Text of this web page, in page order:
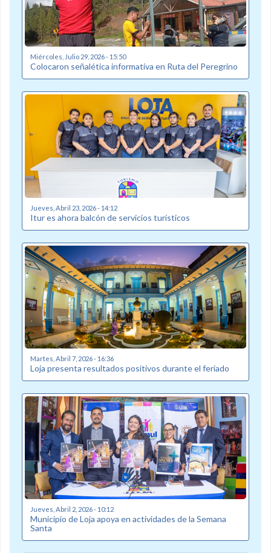
Miércoles, Julio 29, 2026 - 15:50
Colocaron señalética informativa en Ruta del Peregrino
Jueves, Abril 23, 2026 - 14:12
Itur es ahora balcón de servicios turísticos
Martes, Abril 7, 2026 - 16:36
Loja presenta resultados positivos durante el feriado
Jueves, Abril 2, 2026 - 10:12
Municipio de Loja apoya en actividades de la Semana
Santa